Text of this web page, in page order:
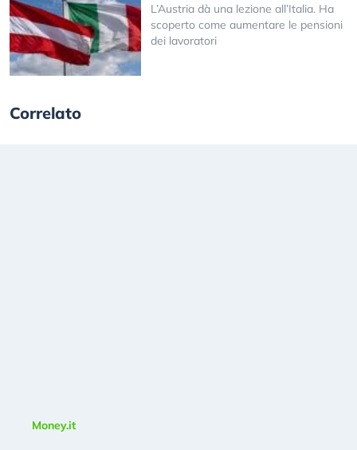
L’Austria dà una lezione all’Italia. Ha
scoperto come aumentare le pensioni
dei lavoratori
Correlato
Money.it